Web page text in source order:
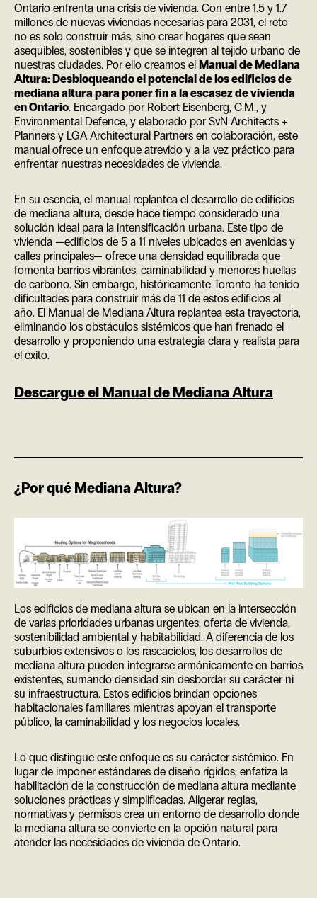
Ontario enfrenta una crisis de vivienda. Con entre 1.5 y 1.7
millones de nuevas viviendas necesarias para 2031, el reto
no es solo construir más, sino crear hogares que sean
asequibles, sostenibles y que se integren al tejido urbano de
nuestras ciudades. Por ello creamos el Manual de Mediana
Altura: Desbloqueando el potencial de los edificios de
mediana altura para poner fin a la escasez de vivienda
en Ontario. Encargado por Robert Eisenberg, C.M., y
Environmental Defence, y elaborado por SvN Architects +
Planners y LGA Architectural Partners en colaboración, este
manual ofrece un enfoque atrevido y a la vez práctico para
enfrentar nuestras necesidades de vivienda.
En su esencia, el manual replantea el desarrollo de edificios
de mediana altura, desde hace tiempo considerado una
solución ideal para la intensificación urbana. Este tipo de
vivienda —edificios de 5 a 11 niveles ubicados en avenidas y
calles principales— ofrece una densidad equilibrada que
fomenta barrios vibrantes, caminabilidad y menores huellas
de carbono. Sin embargo, históricamente Toronto ha tenido
dificultades para construir más de 11 de estos edificios al
año. El Manual de Mediana Altura replantea esta trayectoria,
eliminando los obstáculos sistémicos que han frenado el
desarrollo y proponiendo una estrategia clara y realista para
el éxito.
Descargue el Manual de Mediana Altura
¿Por qué Mediana Altura?
Los edificios de mediana altura se ubican en la intersección
de varias prioridades urbanas urgentes: oferta de vivienda,
sostenibilidad ambiental y habitabilidad. A diferencia de los
suburbios extensivos o los rascacielos, los desarrollos de
mediana altura pueden integrarse armónicamente en barrios
existentes, sumando densidad sin desbordar su carácter ni
su infraestructura. Estos edificios brindan opciones
habitacionales familiares mientras apoyan el transporte
público, la caminabilidad y los negocios locales.
Lo que distingue este enfoque es su carácter sistémico. En
lugar de imponer estándares de diseño rígidos, enfatiza la
habilitación de la construcción de mediana altura mediante
soluciones prácticas y simplificadas. Aligerar reglas,
normativas y permisos crea un entorno de desarrollo donde
la mediana altura se convierte en la opción natural para
atender las necesidades de vivienda de Ontario.